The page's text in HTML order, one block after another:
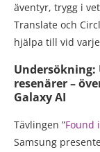
äventyr, trygg i
Translate och
hjälpa till vid
resenärer –
Galaxy AI
Tävlingen ”Found
Samsung